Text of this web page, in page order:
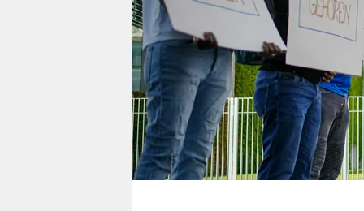
veranstaltungen
shop
fragen & hilfe
unterstützen
abo
genossenschaft